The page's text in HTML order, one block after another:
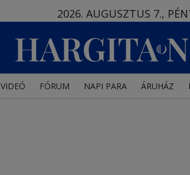
2026. AUGUSZTUS 7.,
VIDEÓ FÓRUM NAPI PARA ÁRUHÁZ